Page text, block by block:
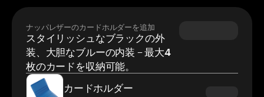
ナッパレザーのカードホルダーを追加
スタイリッシュなブラックの外
装、大胆なブルーの内装 – 最大4
枚のカードを収納可能。
カードホルダー